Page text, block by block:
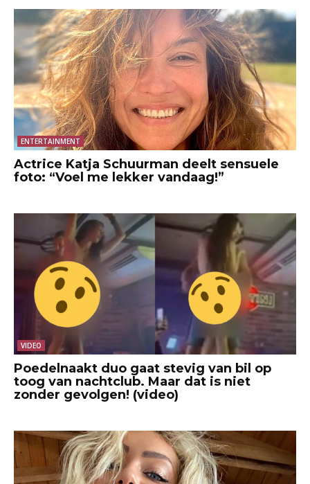
ENTERTAINMENT
Actrice Katja Schuurman deelt sensuele
foto: “Voel me lekker vandaag!”
VIDEO
Poedelnaakt duo gaat stevig van bil op
toog van nachtclub. Maar dat is niet
zonder gevolgen! (video)